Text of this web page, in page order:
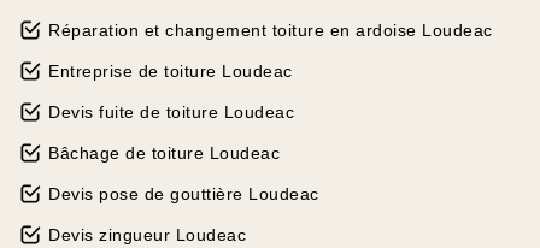
Réparation et changement toiture en ardoise Loudeac
Entreprise de toiture Loudeac
Devis fuite de toiture Loudeac
Bâchage de toiture Loudeac
Devis pose de gouttière Loudeac
Devis zingueur Loudeac